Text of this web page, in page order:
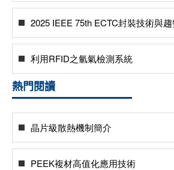
2025 IEEE 75th ECTC封裝技術與
利用RFID之氫氣檢測系統
熱門閱讀
晶片級散熱機制簡介
PEEK複材高值化應用技術